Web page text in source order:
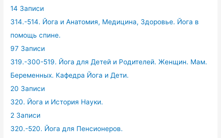
14 Записи
314.-514. Йога и Анатомия, Медицина, Здоровье. Йога в
помощь спине.
97 Записи
319.-300-519. Йога для Детей и Родителей. Женщин. Мам.
Беременных. Кафедра Йога и Дети.
20 Записи
320. Йога и История Науки.
2 Записи
320.-520. Йога для Пенсионеров.